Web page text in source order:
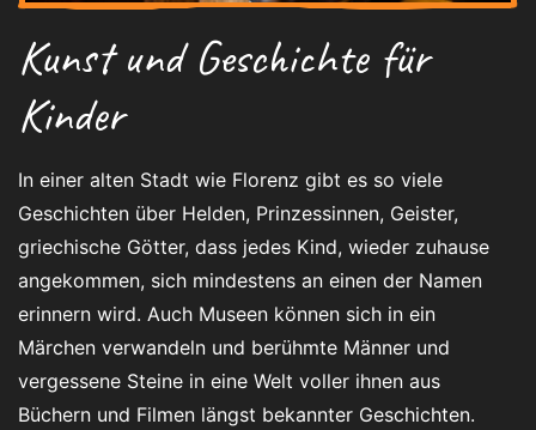
Kunst und Geschichte für
Kinder
In einer alten Stadt wie Florenz gibt es so viele
Geschichten über Helden, Prinzessinnen, Geister,
griechische Götter, dass jedes Kind, wieder zuhause
angekommen, sich mindestens an einen der Namen
erinnern wird. Auch Museen können sich in ein
Märchen verwandeln und berühmte Männer und
vergessene Steine in eine Welt voller ihnen aus
Büchern und Filmen längst bekannter Geschichten.